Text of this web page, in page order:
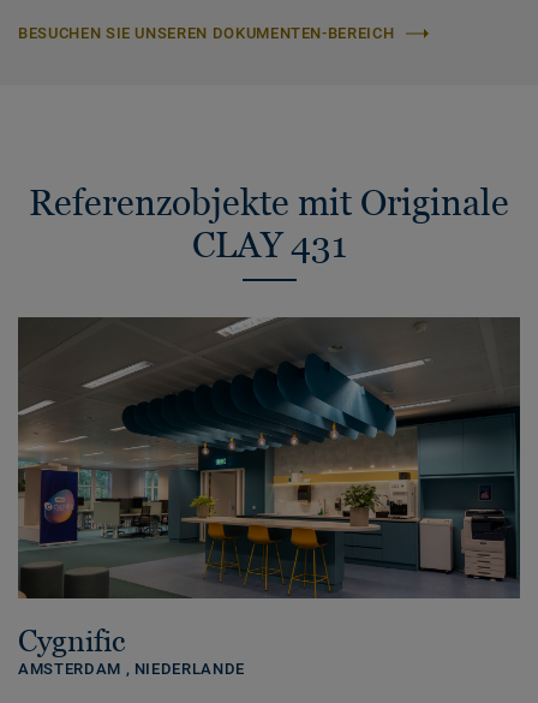
BESUCHEN SIE UNSEREN DOKUMENTEN-BEREICH
Referenzobjekte mit Originale
CLAY 431
Cygnific
AMSTERDAM , NIEDERLANDE